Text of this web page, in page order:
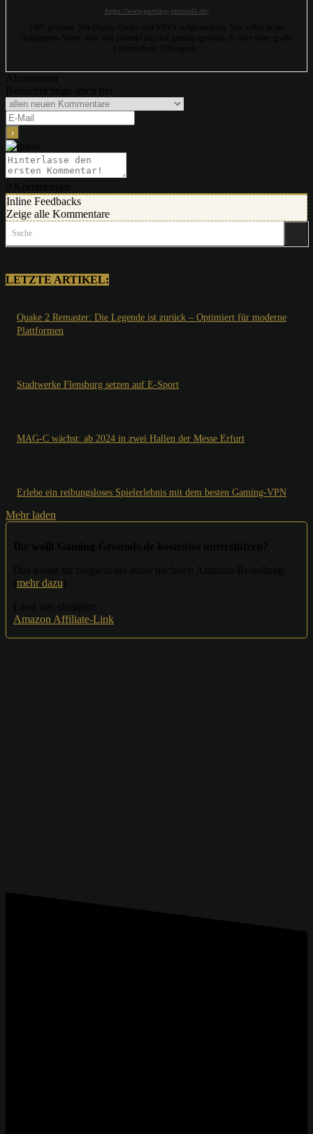
https://www.gaming-grounds.de/
Inline Feedbacks
Zeige alle Kommentare
Suche
LETZTE ARTIKEL:
Quake 2 Remaster: Die Legende ist zurück – Optimiert für moderne
Plattformen
Stadtwerke Flensburg setzen auf E-Sport
MAG-C wächst: ab 2024 in zwei Hallen der Messe Erfurt
Erlebe ein reibungsloses Spielerlebnis mit dem besten Gaming-VPN
Mehr laden
mehr dazu
Amazon Affiliate-Link